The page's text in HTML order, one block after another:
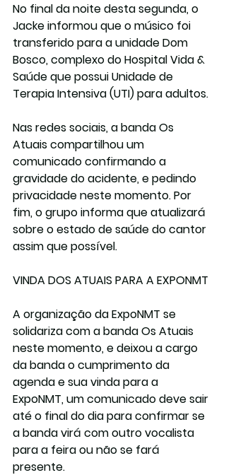
No final da noite desta segunda, o
Jacke informou que o músico foi
transferido para a unidade Dom
Bosco, complexo do Hospital Vida &
Saúde que possui Unidade de
Terapia Intensiva (UTI) para adultos.
Nas redes sociais, a banda Os
Atuais compartilhou um
comunicado confirmando a
gravidade do acidente, e pedindo
privacidade neste momento. Por
fim, o grupo informa que atualizará
sobre o estado de saúde do cantor
assim que possível.
VINDA DOS ATUAIS PARA A EXPONMT
A organização da ExpoNMT se
solidariza com a banda Os Atuais
neste momento, e deixou a cargo
da banda o cumprimento da
agenda e sua vinda para a
ExpoNMT, um comunicado deve sair
até o final do dia para confirmar se
a banda virá com outro vocalista
para a feira ou não se fará
presente.